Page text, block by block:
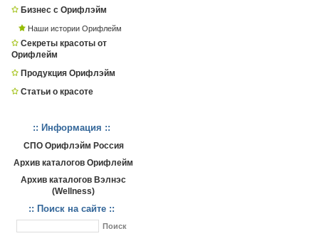
Бизнес с Орифлэйм
Наши истории Орифлейм
Секреты красоты от
Орифлейм
Продукция Орифлэйм
Статьи о красоте
:: Информация ::
СПО Орифлэйм Россия
Архив каталогов Орифлейм
Архив каталогов Вэлнэс
(Wellness)
:: Поиск на сайте ::